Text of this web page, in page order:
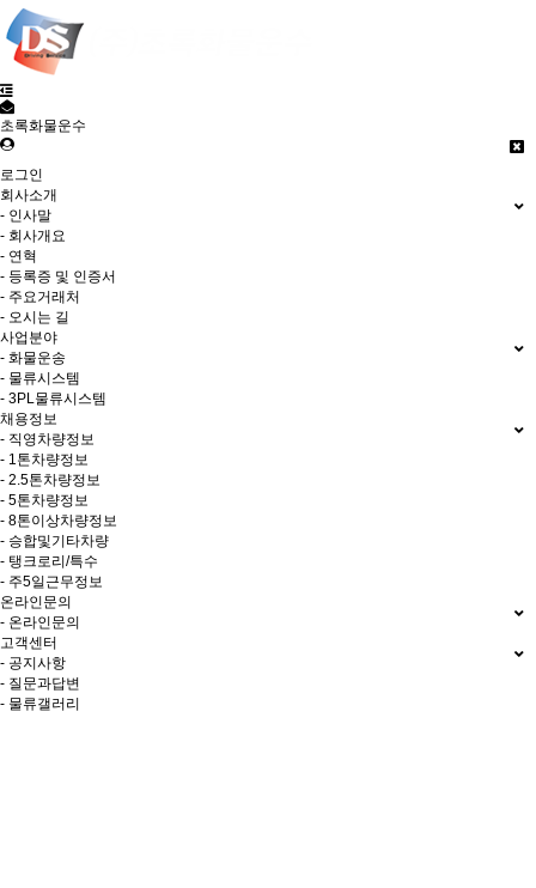
초록화물운수
로그인
회사소개
- 인사말
- 회사개요
- 연혁
- 등록증 및 인증서
- 주요거래처
- 오시는 길
사업분야
- 화물운송
- 물류시스템
- 3PL물류시스템
채용정보
- 직영차량정보
- 1톤차량정보
- 2.5톤차량정보
- 5톤차량정보
- 8톤이상차량정보
- 승합및기타차량
- 탱크로리/특수
- 주5일근무정보
온라인문의
- 온라인문의
고객센터
- 공지사항
- 질문과답변
- 물류갤러리